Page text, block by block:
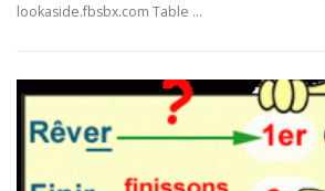
lookaside.fbsbx.com Table …